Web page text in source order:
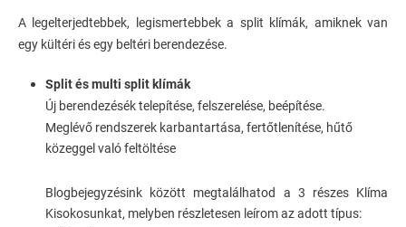
A legelterjedtebbek, legismertebbek a split klímák, amiknek van
egy kültéri és egy beltéri berendezése.
Split és multi split klímák
Új berendezésék telepítése, felszerelése, beépítése.
Meglévő rendszerek karbantartása, fertőtlenítése, hűtő
közeggel való feltöltése
Blogbejegyzésink között megtalálhatod a 3 részes Klíma
Kisokosunkat, melyben részletesen leírom az adott típus: